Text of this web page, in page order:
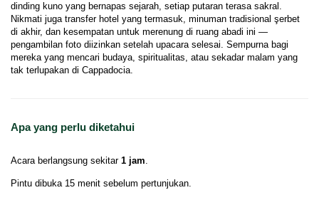
dinding kuno yang bernapas sejarah, setiap putaran terasa sakral.
Nikmati juga transfer hotel yang termasuk, minuman tradisional şerbet
di akhir, dan kesempatan untuk merenung di ruang abadi ini —
pengambilan foto diizinkan setelah upacara selesai. Sempurna bagi
mereka yang mencari budaya, spiritualitas, atau sekadar malam yang
tak terlupakan di Cappadocia.
Apa yang perlu diketahui
Acara berlangsung sekitar 1 jam.
Pintu dibuka 15 menit sebelum pertunjukan.